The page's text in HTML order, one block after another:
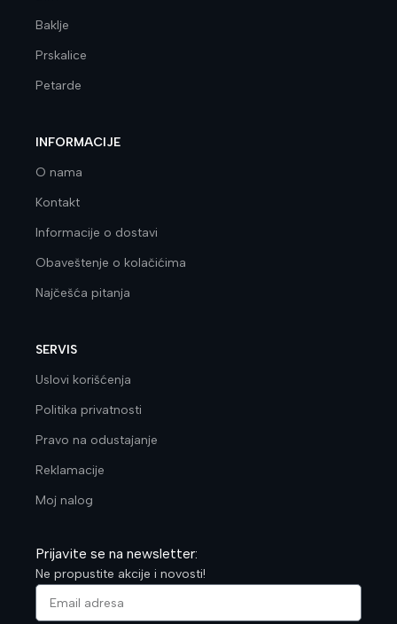
Baklje
Prskalice
Petarde
INFORMACIJE
O nama
Kontakt
Informacije o dostavi
Obaveštenje o kolačićima
Najčešća pitanja
SERVIS
Uslovi korišćenja
Politika privatnosti
Pravo na odustajanje
Reklamacije
Moj nalog
Prijavite se na newsletter:
Ne propustite akcije i novosti!